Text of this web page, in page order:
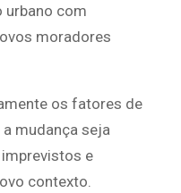
urbano com
moradores
os fatores de
mudança seja
e
contexto.